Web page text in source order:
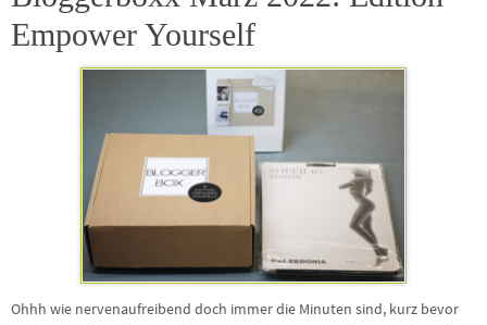
Empower Yourself
Ohhh wie nervenaufreibend doch immer die Minuten sind, kurz bevor